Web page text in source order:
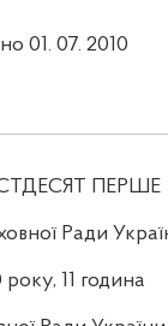
01. 07. 2010
ПЕРШЕ
Ради
11 година